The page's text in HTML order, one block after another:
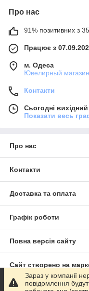
Про нас
91% позитивних з 35
Працює з
м. Одеса
Ювелирный
Контакти
Сьогодні вихідний
Показати весь
Про нас
Контакти
Доставка та оплата
Графік роботи
Повна версія сайту
Сайт створено на
Політика
Зараз у компанії
повідомлення